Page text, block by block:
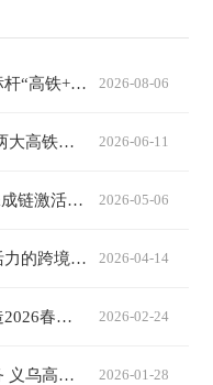
开通两周年！福厦高铁打造全国标杆“高铁+文旅”滨海黄金通道 2026-08-06
打造多条骨干通勤廊道 提质改造两大高铁站站房 京津冀都市圈通勤交通条件将明显改善 2026-06-11
铁路+：打造流动文旅新场景 串珠成链激活消费 2026-05-06
外媒：中老铁路三年，打造充满活力的跨境走廊 2026-04-14
暖心服务升级：合肥铁路客运打造2026春运温馨归途 2026-02-24
铁路义乌站沪昆高铁恢复客运业务 义乌高铁运力大幅提升 2026-01-28